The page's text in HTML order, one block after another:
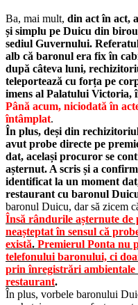
Ba, mai mult, din act în act,
și simplu pe Duicu din
sediul Guvernului.
alb că baronul era fix în
după câteva luni,
teleportează cu forța pe
imens al Palatului Victoria,
Până acum, niciodată în
întâmplat.
În plus, deși din
avut probe directe pe
dat, același procuror se
așternut. A scris și a
identificat la un moment
restaurant cu baronul
baronul Duicu, dar să zicem
Însă rândurile așternute
neașteptat în sensul că
există. Premierul Ponta nu
telefonului baronului, ci
prin înregistrări ambientale
restaurant.
În plus, vorbele baronului